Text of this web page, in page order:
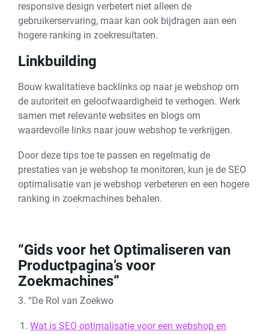
responsive design verbetert niet alleen de
gebruikerservaring, maar kan ook bijdragen aan een
hogere ranking in zoekresultaten.
Linkbuilding
Bouw kwalitatieve backlinks op naar je webshop om
de autoriteit en geloofwaardigheid te verhogen. Werk
samen met relevante websites en blogs om
waardevolle links naar jouw webshop te verkrijgen.
Door deze tips toe te passen en regelmatig de
prestaties van je webshop te monitoren, kun je de SEO
optimalisatie van je webshop verbeteren en een hogere
ranking in zoekmachines behalen.
“Gids voor het Optimaliseren van
Productpagina’s voor
Zoekmachines”
3. “De Rol van Zoekwo
Wat is SEO optimalisatie voor een webshop en